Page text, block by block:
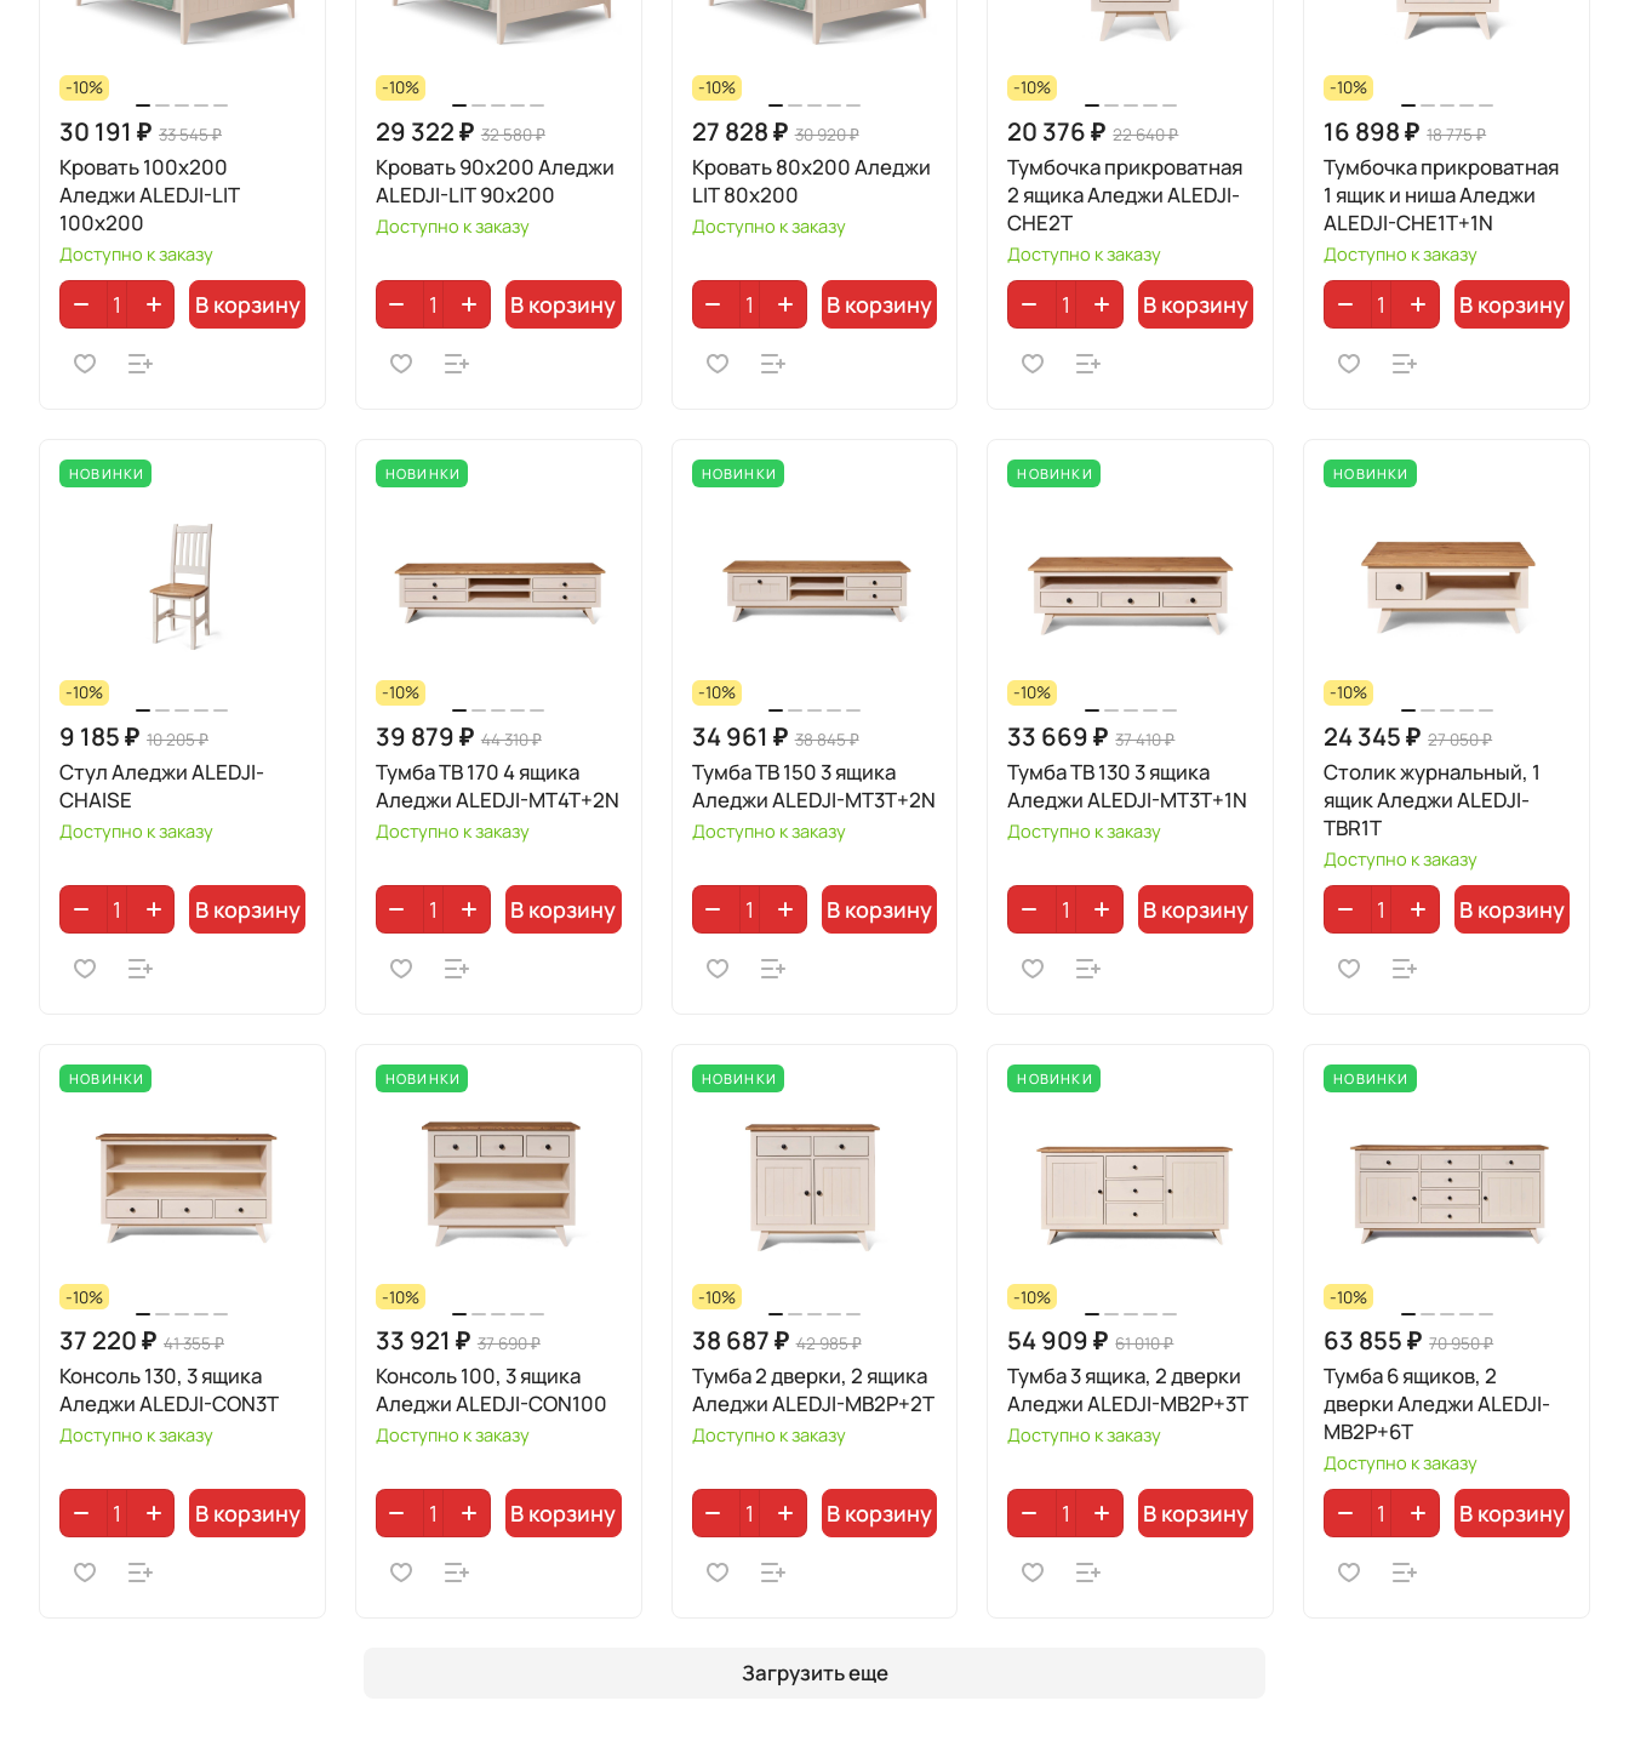
-10%
30 191 ₽ 33 545 ₽
Кровать 100x200
Аледжи ALEDJI-LIT
100x200
Доступно к заказу
В корзину
-10%
29 322 ₽ 32 580 ₽
Кровать 90x200 Аледжи
ALEDJI-LIT 90x200
Доступно к заказу
В корзину
-10%
27 828 ₽ 30 920 ₽
Кровать 80x200 Аледжи
LIT 80x200
Доступно к заказу
В корзину
-10%
20 376 ₽ 22 640 ₽
Тумбочка прикроватная
2 ящика Аледжи ALEDJI-
CHE2T
Доступно к заказу
В корзину
-10%
16 898 ₽ 18 775 ₽
Тумбочка прикроватная
1 ящик и ниша Аледжи
ALEDJI-CHE1T+1N
Доступно к заказу
В корзину
НОВИНКИ
-10%
9 185 ₽ 10 205 ₽
Стул Аледжи ALEDJI-
CHAISE
Доступно к заказу
В корзину
НОВИНКИ
-10%
39 879 ₽ 44 310 ₽
Тумба ТВ 170 4 ящика
Аледжи ALEDJI-MT4T+2N
Доступно к заказу
В корзину
НОВИНКИ
-10%
34 961 ₽ 38 845 ₽
Тумба ТВ 150 3 ящика
Аледжи ALEDJI-MT3T+2N
Доступно к заказу
В корзину
НОВИНКИ
-10%
33 669 ₽ 37 410 ₽
Тумба ТВ 130 3 ящика
Аледжи ALEDJI-MT3T+1N
Доступно к заказу
В корзину
НОВИНКИ
-10%
24 345 ₽ 27 050 ₽
Столик журнальный, 1
ящик Аледжи ALEDJI-
TBR1T
Доступно к заказу
В корзину
НОВИНКИ
-10%
37 220 ₽ 41 355 ₽
Консоль 130, 3 ящика
Аледжи ALEDJI-CON3T
Доступно к заказу
В корзину
НОВИНКИ
-10%
33 921 ₽ 37 690 ₽
Консоль 100, 3 ящика
Аледжи ALEDJI-CON100
Доступно к заказу
В корзину
НОВИНКИ
-10%
38 687 ₽ 42 985 ₽
Тумба 2 дверки, 2 ящика
Аледжи ALEDJI-MB2P+2T
Доступно к заказу
В корзину
НОВИНКИ
-10%
54 909 ₽ 61 010 ₽
Тумба 3 ящика, 2 дверки
Аледжи ALEDJI-MB2P+3T
Доступно к заказу
В корзину
НОВИНКИ
-10%
63 855 ₽ 70 950 ₽
Тумба 6 ящиков, 2
дверки Аледжи ALEDJI-
MB2P+6T
Доступно к заказу
В корзину
Загрузить еще